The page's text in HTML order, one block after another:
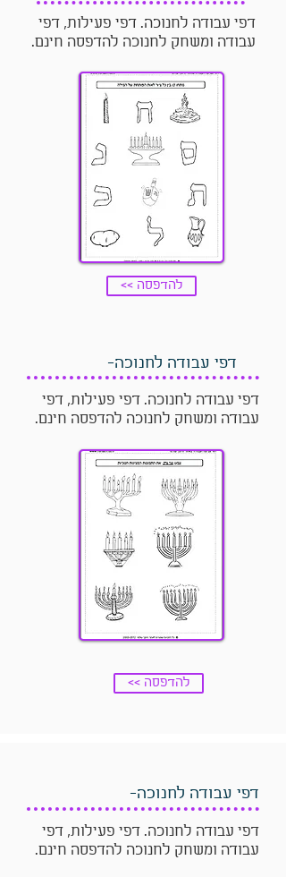
דפי עבודה לחנוכה. דפי פעילות, דפי
עבודה ומשחק לחנוכה להדפסה חינם.
<< להדפסה
דפי עבודה לחנוכה-
דפי עבודה לחנוכה. דפי פעילות, דפי
עבודה ומשחק לחנוכה להדפסה חינם.
<< להדפסה
דפי עבודה לחנוכה-
דפי עבודה לחנוכה. דפי פעילות, דפי
עבודה ומשחק לחנוכה להדפסה חינם.